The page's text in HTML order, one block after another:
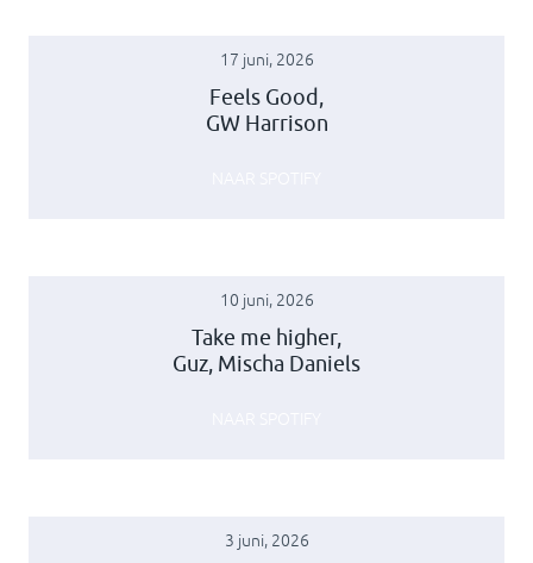
17 juni, 2026
Feels Good,
GW Harrison
10 juni, 2026
Take me higher,
Guz, Mischa Daniels
3 juni, 2026